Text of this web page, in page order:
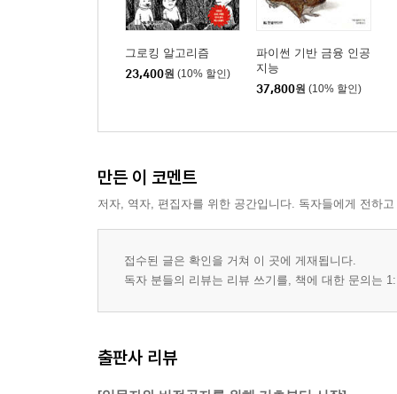
그로킹 알고리즘
23,400원 (10% 할인)
파이썬 기반 금융 인공
지능
37,800원 (10% 할인)
만든 이 코멘트
저자, 역자, 편집자를 위한 공간입니다. 독자들에게 전하
접수된 글은 확인을 거쳐 이 곳에 게재됩니다.
독자 분들의 리뷰는 리뷰 쓰기를, 책에 대한 문의는
출판사 리뷰